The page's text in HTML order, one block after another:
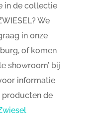
in de collectie
We
in onze
of komen
showroom’ bij
informatie
producten de